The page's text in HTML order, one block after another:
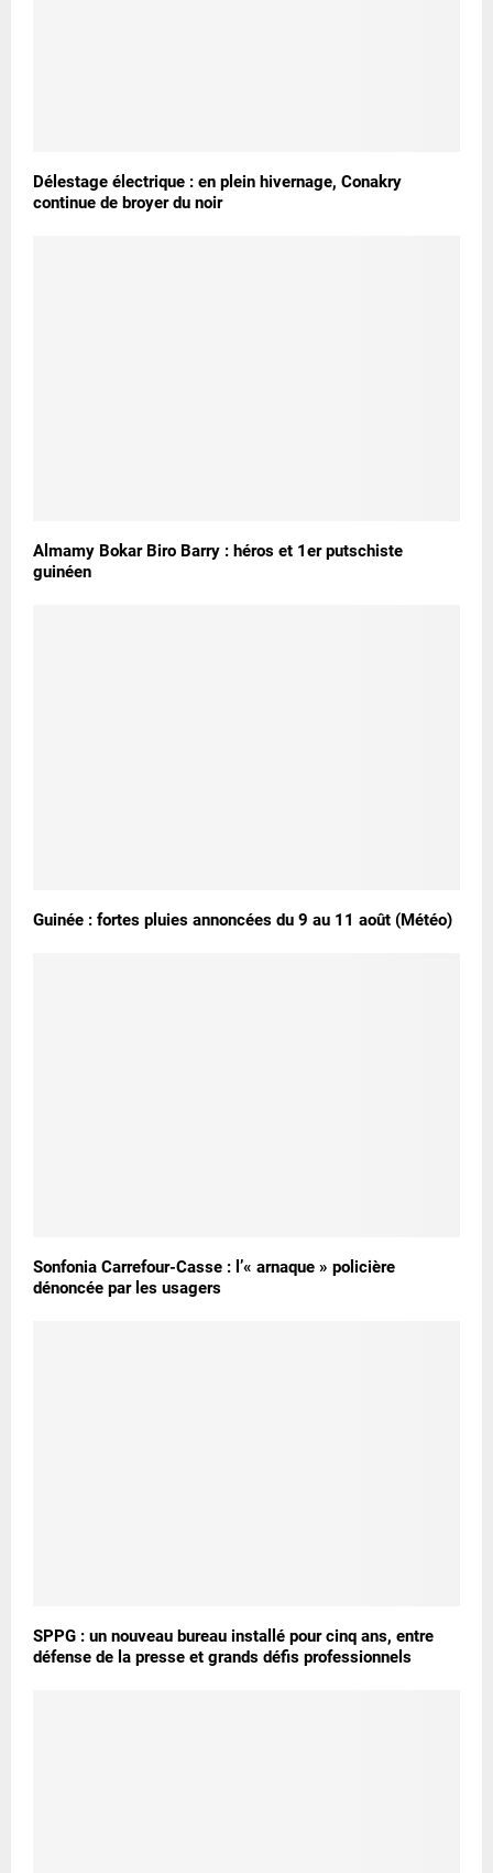
Délestage électrique : en plein hivernage, Conakry
continue de broyer du noir
Almamy Bokar Biro Barry : héros et 1er putschiste
guinéen
Guinée : fortes pluies annoncées du 9 au 11 août (Météo)
Sonfonia Carrefour-Casse : l’« arnaque » policière
dénoncée par les usagers
SPPG : un nouveau bureau installé pour cinq ans, entre
défense de la presse et grands défis professionnels